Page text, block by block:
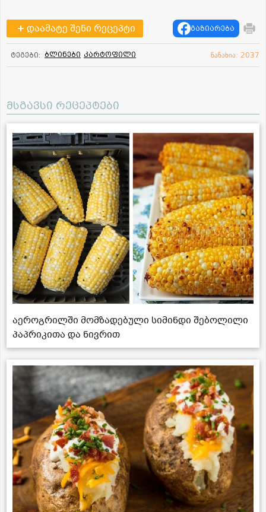
დაამატე შენი რეცეპტი გაზიარება
ტეგები: ბლინები კარტოფილი ნანახია: 2037
მსგავსი რეცეპტები
აეროგრილში მომზადებული სიმინდი შებოლილი
პაპრიკითა და ნივრით